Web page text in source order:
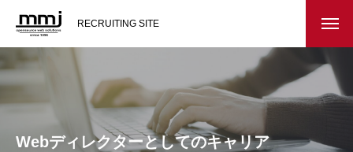
RECRUITING SITE
会社を知る
メッセージ
会社概要
Webディレクターとしてのキャリア